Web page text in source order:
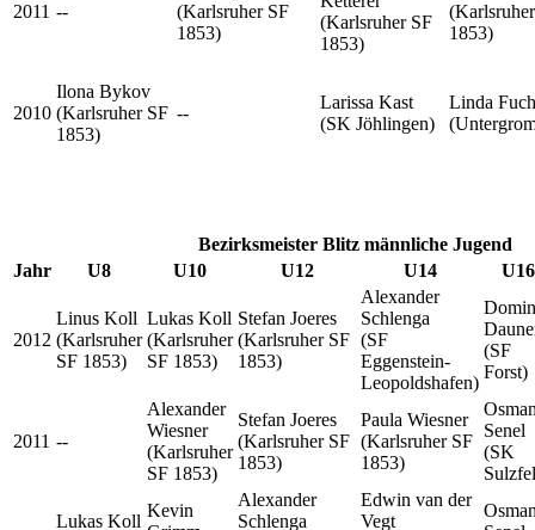
2011 --
(Karlsruher SF
1853)
(Karlsruher SF
1853)
1853)
2010
Ilona Bykov
(Karlsruher SF
1853)
--
Larissa Kast
(SK Jöhlingen)
Linda
Bezirksmeister Blitz männliche Jugend
Jahr
U8 U10 U12 U14 U16
2012
Linus Koll
(Karlsruher
SF 1853)
Lukas Koll
(Karlsruher
SF 1853)
Stefan Joeres
(Karlsruher SF
1853)
Alexander
Schlenga
(SF
Eggenstein-
Leopoldshafen)
(SF
Forst)
2011 --
Alexander
Wiesner
(Karlsruher
SF 1853)
Stefan Joeres
(Karlsruher SF
1853)
Paula Wiesner
(Karlsruher SF
1853)
Senel
(SK
Lukas Koll
Kevin
Alexander
Schlenga
Edwin van der
Vegt